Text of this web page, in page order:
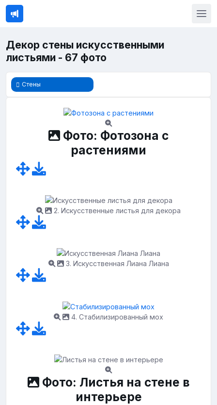
Декор стены искусственными
листьями - 67 фото
Стены
Фото: Фотозона с
растениями
2. Искусственные листья для декора
3. Искусственная Лиана Лиана
4. Стабилизированный мох
Фото: Листья на стене в
интерьере